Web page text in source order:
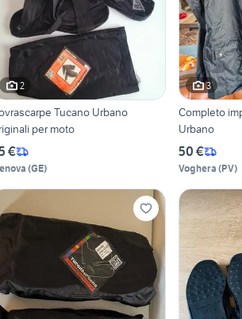
2
Tucano Urbano
per moto
€
(GE)
3
Completo
Urbano
50 €
Voghera (PV)